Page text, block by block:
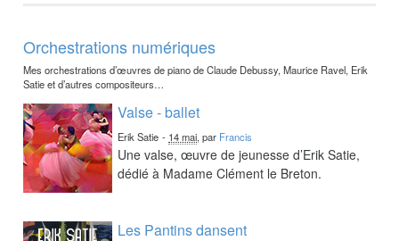
Orchestrations numériques
Mes orchestrations d’œuvres de piano de Claude Debussy, Maurice Ravel, Erik
Satie et d’autres compositeurs…
Valse - ballet
Erik Satie - 14 mai, par Francis
Une valse, œuvre de jeunesse d’Erik Satie,
dédié à Madame Clément le Breton.
Les Pantins dansent